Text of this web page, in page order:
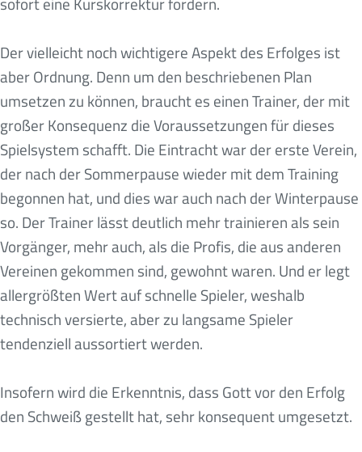
Der vielleicht noch wichtigere Aspekt des Erfolges ist
aber Ordnung. Denn um den beschriebenen Plan
umsetzen zu können, braucht es einen Trainer, der mit
großer Konsequenz die Voraussetzungen für dieses
Spielsystem schafft. Die Eintracht war der erste Verein,
der nach der Sommerpause wieder mit dem Training
begonnen hat, und dies war auch nach der Winterpause
so. Der Trainer lässt deutlich mehr trainieren als sein
Vorgänger, mehr auch, als die Profis, die aus anderen
Vereinen gekommen sind, gewohnt waren. Und er legt
allergrößten Wert auf schnelle Spieler, weshalb
technisch versierte, aber zu langsame Spieler
tendenziell aussortiert werden.
Insofern wird die Erkenntnis, dass Gott vor den Erfolg
den Schweiß gestellt hat, sehr konsequent umgesetzt.